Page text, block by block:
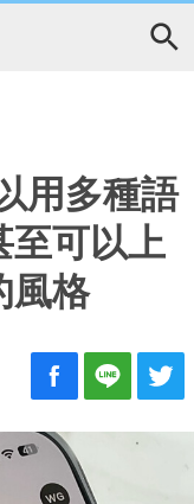
用多種語
至可以上
風格